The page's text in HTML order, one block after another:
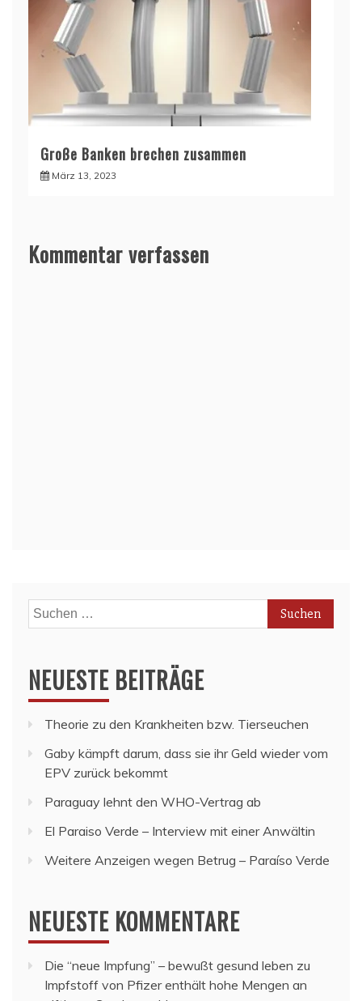
Große Banken brechen zusammen
März 13, 2023
Kommentar verfassen
Suchen
nach:
NEUESTE BEITRÄGE
Theorie zu den Krankheiten bzw. Tierseuchen
Gaby kämpft darum, dass sie ihr Geld wieder vom
EPV zurück bekommt
Paraguay lehnt den WHO-Vertrag ab
El Paraiso Verde – Interview mit einer Anwältin
Weitere Anzeigen wegen Betrug – Paraíso Verde
NEUESTE KOMMENTARE
Die “neue Impfung” – bewußt gesund leben zu
Impfstoff von Pfizer enthält hohe Mengen an